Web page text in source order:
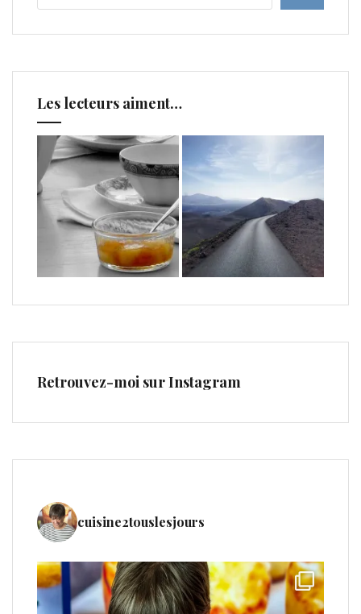
Les lecteurs aiment…
Retrouvez-moi sur Instagram
cuisine2touslesjours